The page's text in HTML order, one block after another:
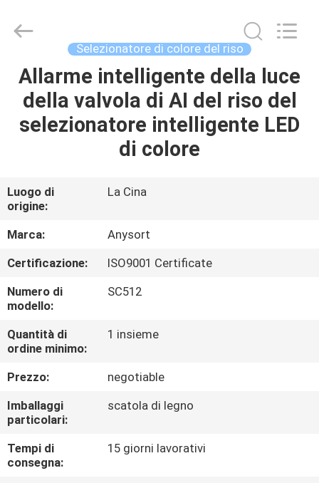
CASA
PRODOTTI
NOI
GIRO
DELLA
FABBRICA
CONTROLLO
DI
QUALITÀ
CONTATTICI
NOTIZIE
Optoelectronic
Technology
Rights
Reserved.
Selezionatore di colore del riso
Allarme intelligente della luce
della valvola di AI del riso del
selezionatore intelligente LED
di colore
Luogo di
origine:
La Cina
Marca:
Anysort
Certificazione:
ISO9001 Certificate
Numero di
modello:
SC512
Quantità di
ordine minimo:
1 insieme
Prezzo:
negotiable
Imballaggi
particolari:
scatola di legno
Tempi di
consegna:
15 giorni lavorativi